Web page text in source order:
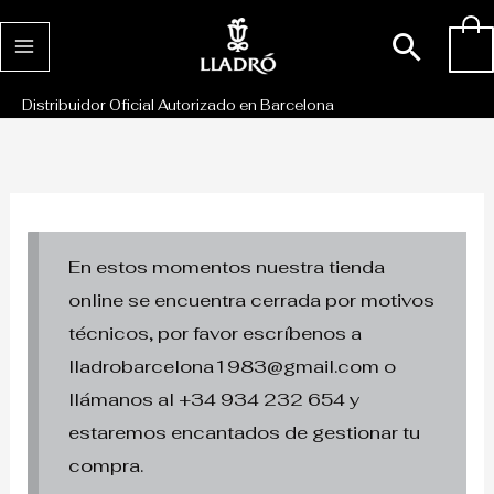
al
Distribuidor Oficial Autorizado en Barcelona
En estos momentos nuestra tienda
online se encuentra cerrada por motivos
técnicos, por favor escríbenos a
lladrobarcelona1983@gmail.com o
llámanos al +34 934 232 654 y
estaremos encantados de gestionar tu
compra.